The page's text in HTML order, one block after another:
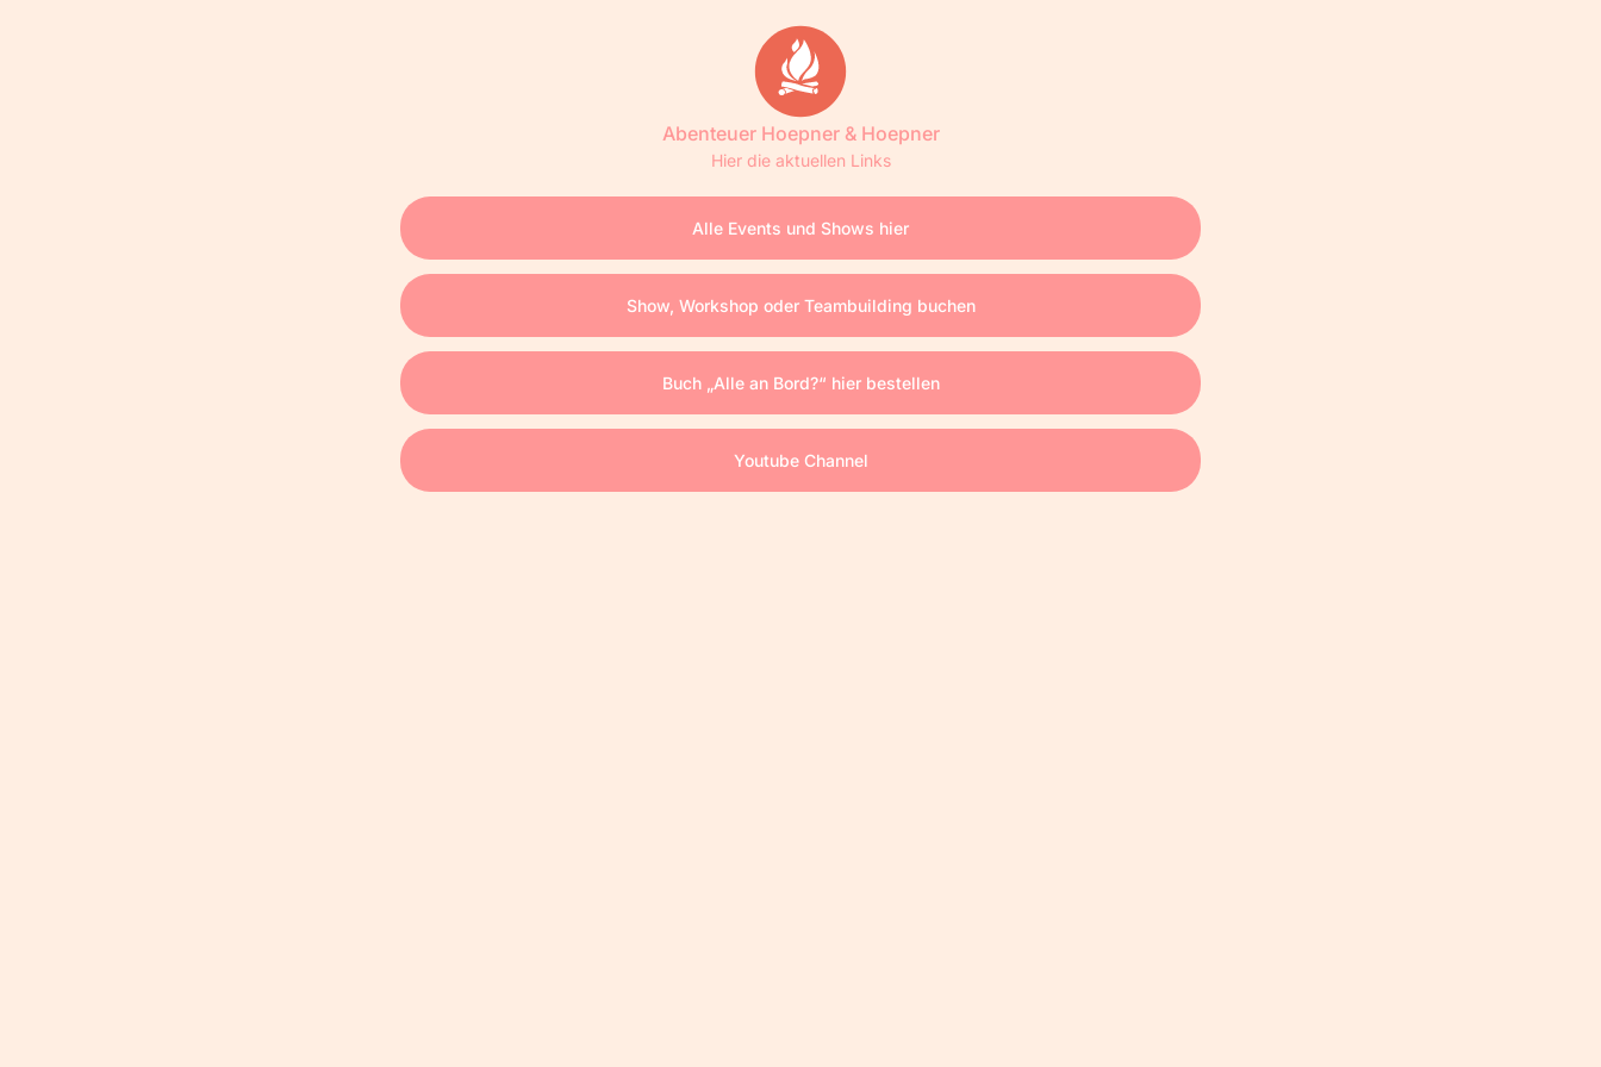
Abenteuer Hoepner & Hoepner
Hier die aktuellen Links
Alle Events und Shows hier
Show, Workshop oder Teambuilding buchen
Buch „Alle an Bord?“ hier bestellen
Youtube Channel